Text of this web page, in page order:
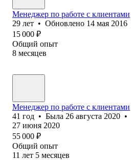
Менеджер по работе с клиентами
29 лет • Обновлено 14 мая 2016
15 000 ₽
Общий опыт
8 месяцев
Менеджер по работе с клиентами
41 год • Была 26 августа 2020 •
27 июня 2020
55 000 ₽
Общий опыт
11 лет 5 месяцев